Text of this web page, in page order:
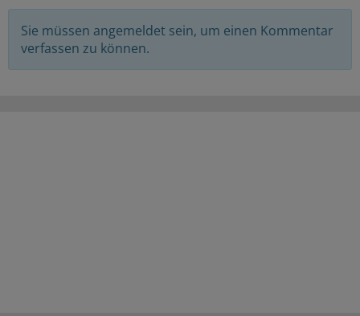
Sie müssen angemeldet sein, um einen Kommentar
verfassen zu können.